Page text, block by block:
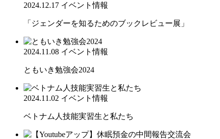
2024.12.17 イベント情報
「ジェンダーを知るためのブックレビュー展」
2024.11.08 イベント情報
ともいき勉強会2024
2024.11.02 イベント情報
ベトナム人技能実習生と私たち